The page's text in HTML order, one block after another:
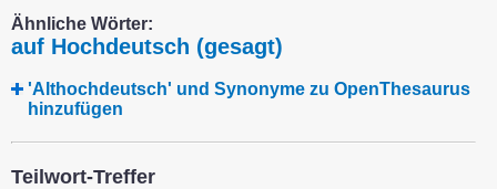
Ähnliche Wörter:
auf Hochdeutsch (gesagt)
'Althochdeutsch' und Synonyme zu OpenThesaurus
hinzufügen
Teilwort-Treffer